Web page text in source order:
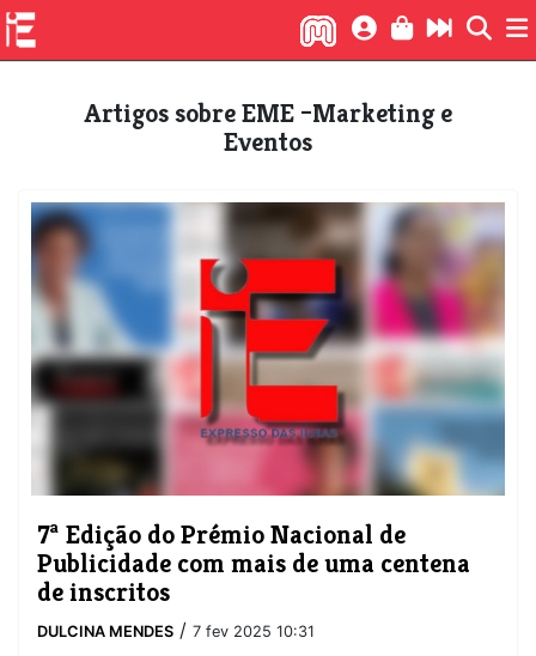
Artigos sobre EME –Marketing e
Eventos
​7ª Edição do Prémio Nacional de
Publicidade com mais de uma centena
de inscritos
DULCINA MENDES / 7 fev 2025 10:31